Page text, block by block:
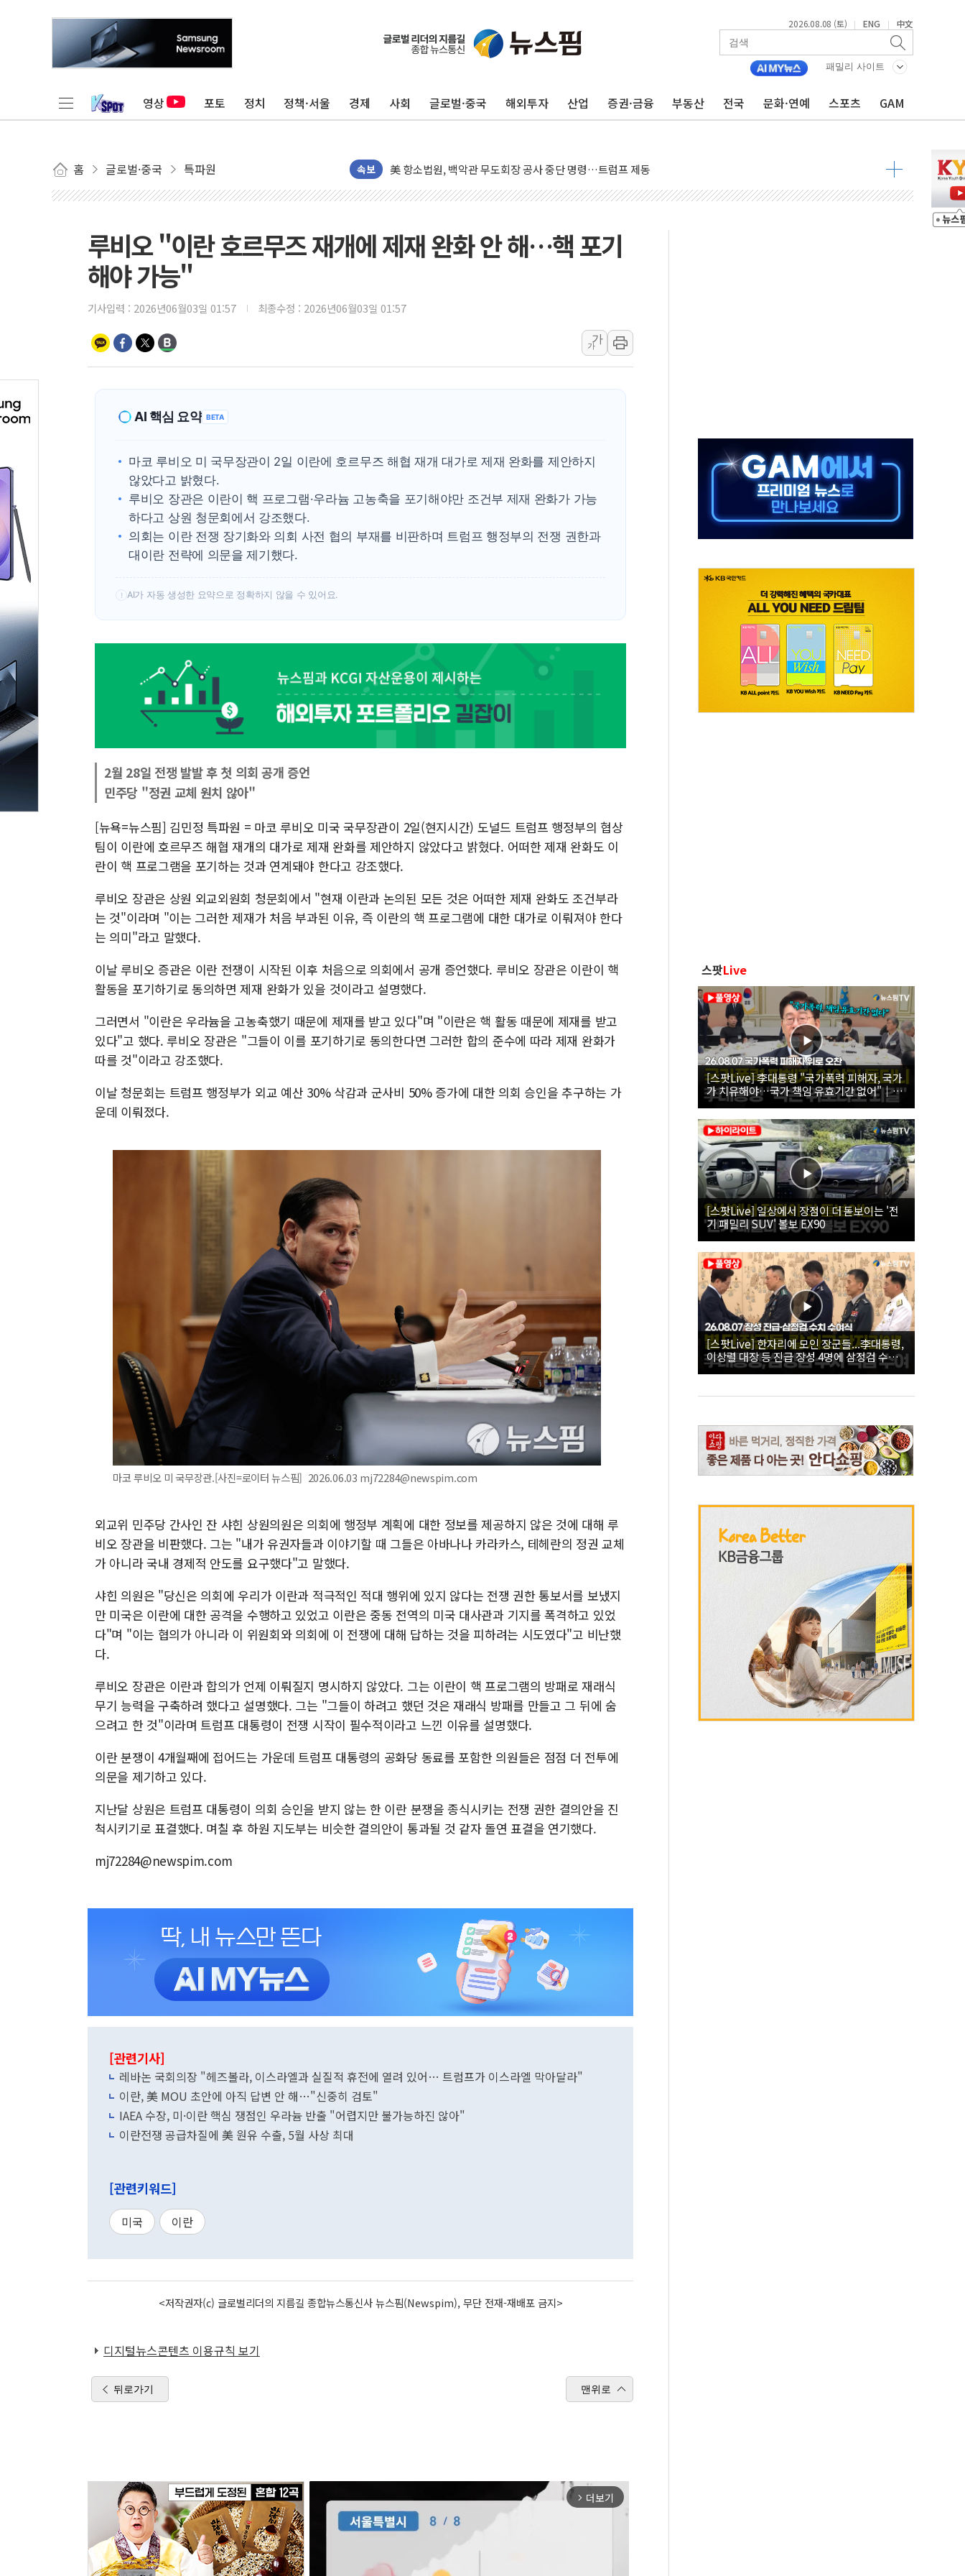
2026.08.08 (토) | ENG | 中文
패밀리 사이트
영상 포토 정치 정책·서울 경제 사회 글로벌·중국 해외투자 산업 증권·금융 부동산 전국 문화·연예 스포츠 GAM
홈 글로벌·중국 특파원 속보
트럼프, 쿡 연준 이사 해임 재추진…"26일까지 의혹 소명" 요구
유럽증시, 美 고용 예상 밖 부진에 연준 금리 인상 가능성 낮아지며 상승… STOXX 600 지수는 나흘 연속 최고치
[종합] 이슬람 수니파 3국, '공동방위협정' 체결… 이스라엘·이란 위협에 맞설 자체 억지력 강화
트럼프, 백신·자폐증 행정명령 검토…"이르면 다음 주"
이란 핵심 원유 수출항 '하르그섬', 최근 1주일 이상 '올스톱'… 美 해상봉쇄 영향
美 고용 쇼크에 엔화 장중 급등…시장은 "또 개입했나" 촉각
뉴욕증시 프리뷰, 美 고용 쇼크에 금리 인상 우려 후퇴…나스닥 선물 1%대 상승
[종합] 美 7월 고용 2만3000명 감소 '쇼크'…9월 금리 인상 기대 후퇴
트럼프 "금리 내려야"…파월 때와 달리 워시엔 톤 낮춰
특정 정치인 측근 포항시 정책특보 내정설...포항시 '시끌'
루비오 "이란 호르무즈 재개에 제재 완화 안 해…핵 포기
해야 가능"
기사입력 : 2026년06월03일 01:57 최종수정 : 2026년06월03일 01:57
가
가
AI 핵심 요약 BETA
마코 루비오 미 국무장관이 2일 이란에 호르무즈 해협 재개 대가로 제재 완화를 제안하지
않았다고 밝혔다.
루비오 장관은 이란이 핵 프로그램·우라늄 고농축을 포기해야만 조건부 제재 완화가 가능
하다고 상원 청문회에서 강조했다.
의회는 이란 전쟁 장기화와 의회 사전 협의 부재를 비판하며 트럼프 행정부의 전쟁 권한과
대이란 전략에 의문을 제기했다.
! AI가 자동 생성한 요약으로 정확하지 않을 수 있어요.
2월 28일 전쟁 발발 후 첫 의회 공개 증언
민주당 "정권 교체 원치 않아"
[뉴욕=뉴스핌] 김민정 특파원 = 마코 루비오 미국 국무장관이 2일(현지시간) 도널드 트럼프 행정부의 협상
팀이 이란에 호르무즈 해협 재개의 대가로 제재 완화를 제안하지 않았다고 밝혔다. 어떠한 제재 완화도 이
란이 핵 프로그램을 포기하는 것과 연계돼야 한다고 강조했다.
루비오 장관은 상원 외교외원회 청문회에서 "현재 이란과 논의된 모든 것은 어떠한 제재 완화도 조건부라
는 것"이라며 "이는 그러한 제재가 처음 부과된 이유, 즉 이란의 핵 프로그램에 대한 대가로 이뤄져야 한다
는 의미"라고 말했다.
이날 루비오 증관은 이란 전쟁이 시작된 이후 처음으로 의회에서 공개 증언했다. 루비오 장관은 이란이 핵
활동을 포기하기로 동의하면 제재 완화가 있을 것이라고 설명했다.
그러면서 "이란은 우라늄을 고농축했기 때문에 제재를 받고 있다"며 "이란은 핵 활동 때문에 제재를 받고
있다"고 했다. 루비오 장관은 "그들이 이를 포기하기로 동의한다면 그러한 합의 준수에 따라 제재 완화가
따를 것"이라고 강조했다.
이날 청문회는 트럼프 행정부가 외교 예산 30% 삭감과 군사비 50% 증가에 대한 의회 승인을 추구하는 가
운데 이뤄졌다.
마코 루비오 미 국무장관.[사진=로이터 뉴스핌] 2026.06.03 mj72284@newspim.com
외교위 민주당 간사인 잔 샤힌 상원의원은 의회에 행정부 계획에 대한 정보를 제공하지 않은 것에 대해 루
비오 장관을 비판했다. 그는 "내가 유권자들과 이야기할 때 그들은 아바나나 카라카스, 테헤란의 정권 교체
가 아니라 국내 경제적 안도를 요구했다"고 말했다.
샤힌 의원은 "당신은 의회에 우리가 이란과 적극적인 적대 행위에 있지 않다는 전쟁 권한 통보서를 보냈지
만 미국은 이란에 대한 공격을 수행하고 있었고 이란은 중동 전역의 미국 대사관과 기지를 폭격하고 있었
다"며 "이는 협의가 아니라 이 위원회와 의회에 이 전쟁에 대해 답하는 것을 피하려는 시도였다"고 비난했
다.
루비오 장관은 이란과 합의가 언제 이뤄질지 명시하지 않았다. 그는 이란이 핵 프로그램의 방패로 재래식
무기 능력을 구축하려 했다고 설명했다. 그는 "그들이 하려고 했던 것은 재래식 방패를 만들고 그 뒤에 숨
으려고 한 것"이라며 트럼프 대통령이 전쟁 시작이 필수적이라고 느낀 이유를 설명했다.
이란 분쟁이 4개월째에 접어드는 가운데 트럼프 대통령의 공화당 동료를 포함한 의원들은 점점 더 전투에
의문을 제기하고 있다.
지난달 상원은 트럼프 대통령이 의회 승인을 받지 않는 한 이란 분쟁을 종식시키는 전쟁 권한 결의안을 진
척시키기로 표결했다. 며칠 후 하원 지도부는 비슷한 결의안이 통과될 것 같자 돌연 표결을 연기했다.
mj72284@newspim.com
[관련기사]
레바논 국회의장 "헤즈볼라, 이스라엘과 실질적 휴전에 열려 있어… 트럼프가 이스라엘 막아달라"
이란, 美 MOU 초안에 아직 답변 안 해…"신중히 검토"
IAEA 수장, 미·이란 핵심 쟁점인 우라늄 반출 "어렵지만 불가능하진 않아"
이란전쟁 공급차질에 美 원유 수출, 5월 사상 최대
[관련키워드]
미국 이란
<저작권자(c) 글로벌리더의 지름길 종합뉴스통신사 뉴스핌(Newspim), 무단 전재-재배포 금지>
디지털뉴스콘텐츠 이용규칙 보기
뒤로가기 맨위로
arrow_forward_ios 더보기
스팟Live
[스팟Live] 李대통령 "국가폭력 피해자, 국가
가 치유해야…국가 책임 유효기간 없어"｜
26.08.07 국가폭력 피해자 위로 오찬
[스팟Live] 일상에서 장점이 더 돋보이는 '전
기 패밀리 SUV' 볼보 EX90
[스팟Live] 한자리에 모인 장군들...李대통령,
이상렬 대장 등 진급 장성 4명에 삼정검 수치
직접 수여｜26.08.07 장성 진급·삼정검 수치